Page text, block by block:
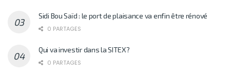
Sidi Bou Saïd : le port de plaisance va enfin être rénové
0 PARTAGES
Qui va investir dans la SITEX?
0 PARTAGES